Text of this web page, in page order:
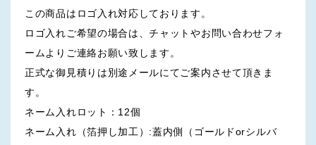
この商品はロゴ入れ対応しております。
ロゴ入れご希望の場合は、チャットやお問い合わせフォ
ームよりご連絡お願い致します。
正式な御見積りは別途メールにてご案内させて頂きま
す。
ネーム入れロット：12個
ネーム入れ（箔押し加工）:蓋内側（ゴールドorシルバ